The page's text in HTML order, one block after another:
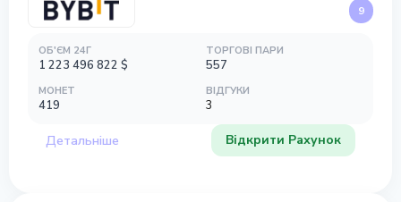
9
ОБ'ЄМ 24Г
1 223 496 822 $
ТОРГОВІ ПАРИ
557
МОНЕТ
419
ВІДГУКИ
3
Детальніше Відкрити Рахунок